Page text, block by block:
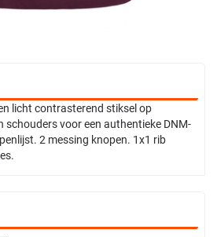
licht contrasterend stiksel op
schouders voor een authentieke DNM-
2 messing knopen. 1x1 rib